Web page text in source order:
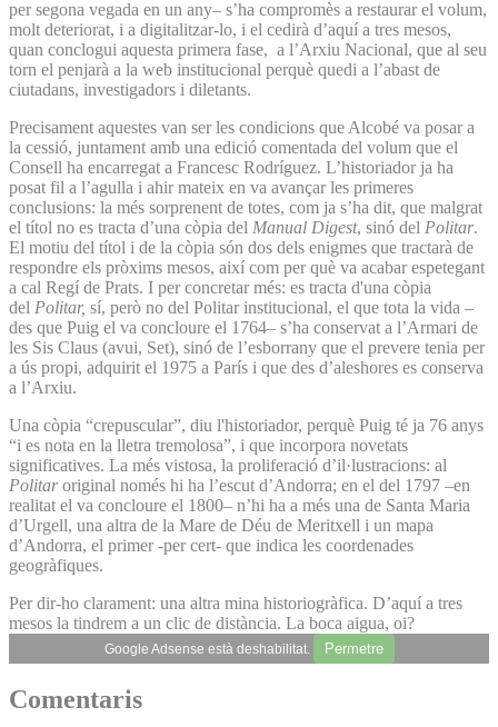
per segona vegada en un any– s’ha compromès a restaurar el volum,
molt deteriorat, i a digitalitzar-lo, i el cedirà d’aquí a tres mesos,
quan conclogui aquesta primera fase, a l’Arxiu Nacional, que al seu
torn el penjarà a la web institucional perquè quedi a l’abast de
ciutadans, investigadors i diletants.
Precisament aquestes van ser les condicions que Alcobé va posar a
la cessió, juntament amb una edició comentada del volum que el
Consell ha encarregat a Francesc Rodríguez. L’historiador ja ha
posat fil a l’agulla i ahir mateix en va avançar les primeres
conclusions: la més sorprenent de totes, com ja s’ha dit, que malgrat
el títol no es tracta d’una còpia del Manual Digest, sinó del Politar.
El motiu del títol i de la còpia són dos dels enigmes que tractarà de
respondre els pròxims mesos, així com per què va acabar espetegant
a cal Regí de Prats. I per concretar més: es tracta d'una còpia
del Politar, sí, però no del Politar institucional, el que tota la vida –
des que Puig el va concloure el 1764– s’ha conservat a l’Armari de
les Sis Claus (avui, Set), sinó de l’esborrany que el prevere tenia per
a ús propi, adquirit el 1975 a París i que des d’aleshores es conserva
a l’Arxiu.
Una còpia “crepuscular”, diu l'historiador, perquè Puig té ja 76 anys
“i es nota en la lletra tremolosa”, i que incorpora novetats
significatives. La més vistosa, la proliferació d’il·lustracions: al
Politaroriginal només hi ha l’escut d’Andorra; en el del 1797 –en
realitat el va concloure el 1800– n’hi ha a més una de Santa Maria
d’Urgell, una altra de la Mare de Déu de Meritxell i un mapa
d’Andorra, el primer -per cert- que indica les coordenades
geogràfiques.
Per dir-ho clarament: una altra mina historiogràfica. D’aquí a tres
mesos la tindrem a un clic de distància. La boca aigua, oi?
Google Adsense està deshabilitat. Permetre
Comentaris